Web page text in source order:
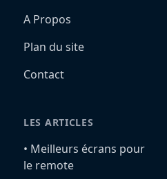
A Propos
Plan du site
Contact
LES ARTICLES
•️ Meilleurs écrans pour
le remote